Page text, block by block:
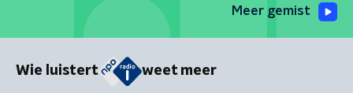
Meer gemist
Wie luistert weet meer